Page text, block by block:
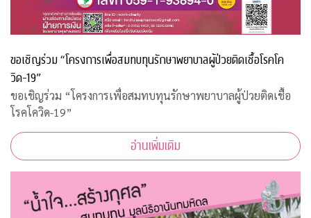
ขอเชิญร่วม “โครงการเพื่อสมทบทุนรักษาพยาบาลผู้ป่วยติดเชื้อโรคโค
วิด-19”
ขอเชิญร่วม “โครงการเพื่อสมทบทุนรักษาพยาบาลผู้ป่วยติดเชื้อ
โรคโควิด-19”
อ่านเพิ่มเติม